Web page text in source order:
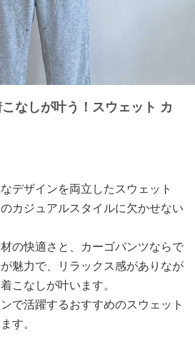
なしが叶う！スウェット カ
デザインを両立したスウェット
カジュアルスタイルに欠かせない
の快適さと、カーゴパンツならで
魅力で、リラックス感がありなが
こなしが叶います。
で活躍するおすすめのスウェット
す。